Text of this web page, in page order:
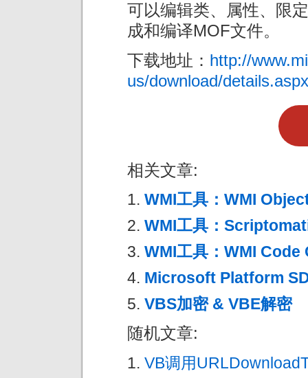
可以编辑类、属性、限
成和编译MOF文件。
下载地址： http://
us/download/
相关文章:
WMI工具：WMI
WMI工具：
WMI工具：WMI
Microsoft Platform
VBS加密 & VBE解密
随机文章:
VB调用